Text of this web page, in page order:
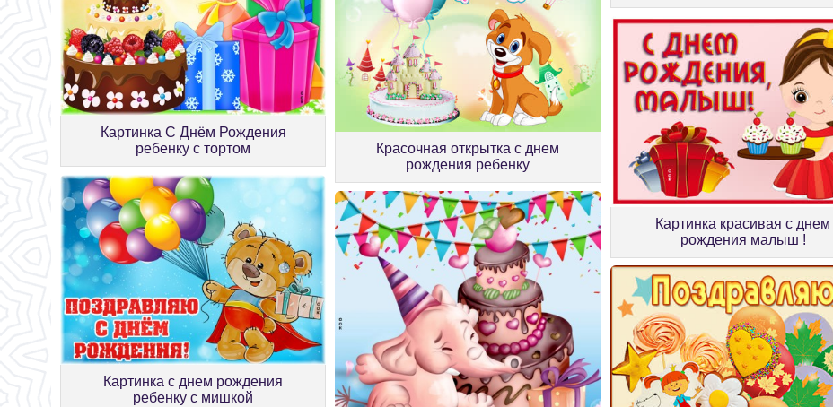
Картинка С Днём Рождения
ребенку с тортом
Красочная открытка с днем
рождения ребенку
Картинка красивая с днем
рождения малыш !
Картинка с днем рождения
ребенку с мишкой